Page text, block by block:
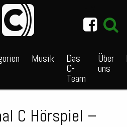
Musik Das
C-
Team
Über
uns
C Hörspiel –